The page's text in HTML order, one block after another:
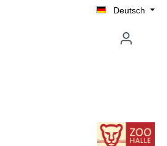
Deutsch